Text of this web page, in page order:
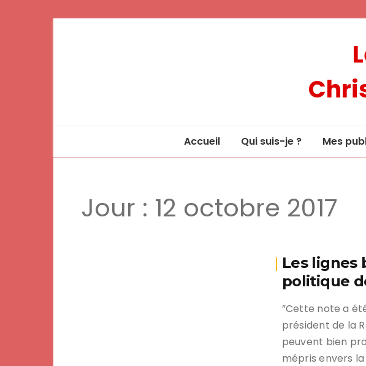
Accueil Qui suis-je ? Mes
Jour : 12 octobre 2017
Les lignes
politique
”Cette note a
président de la
peuvent bien
mépris envers